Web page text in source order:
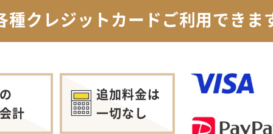
種クレジットカードご利用できま
計
追加料金は
一切なし